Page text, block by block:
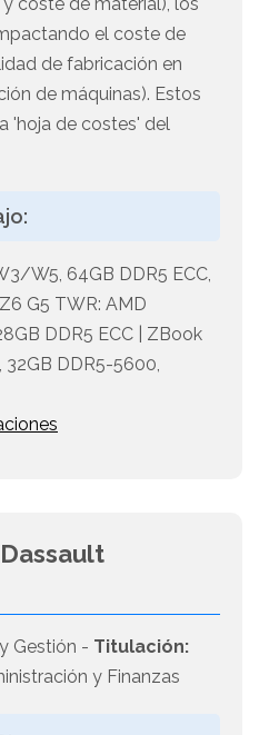
el coste de
de fabricación en
de máquinas). Estos
'hoja de costes' del
W5, 64GB DDR5 ECC,
G5 TWR: AMD
DDR5 ECC | ZBook
32GB DDR5-5600,
Gestión - Titulación:
y Finanzas